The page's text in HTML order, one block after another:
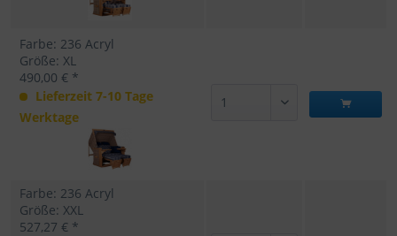
Farbe: 236 Acryl
Größe: XL
490,00 € *
Lieferzeit 7-10 Tage
Werktage
Farbe: 236 Acryl
Größe: XXL
527,27 € *